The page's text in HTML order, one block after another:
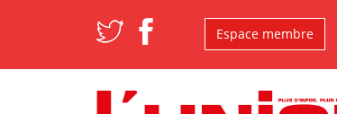
Espace membre